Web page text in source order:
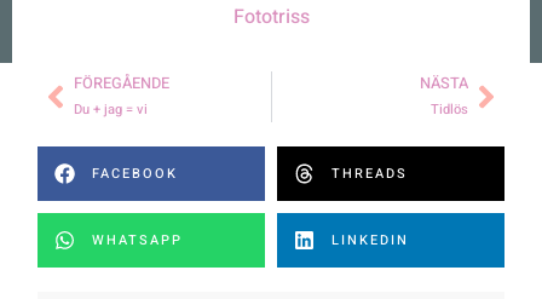
Fototriss
FÖREGÅENDE
Du + jag = vi
NÄSTA
Tidlös
FACEBOOK THREADS
WHATSAPP LINKEDIN